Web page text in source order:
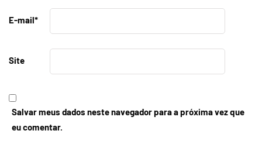
E-mail*
Site
Salvar meus dados neste navegador para a próxima vez que
eu comentar.